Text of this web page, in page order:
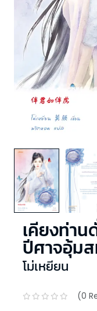
เคียงท่าน
ปีศาจอุ้ม
โม่เหยียน
(0